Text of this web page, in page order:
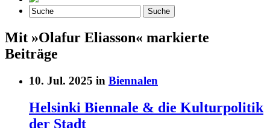
Mit »Olafur Eliasson« markierte
Beiträge
10. Jul. 2025 in Biennalen
Helsinki Biennale & die Kulturpolitik
der Stadt